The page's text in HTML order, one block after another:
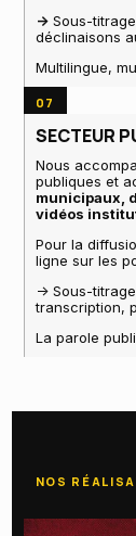
->Sous-titrage
déclinaisons
Multilingue,
07
SECTEUR
Nous
publiques et
municipaux,
vidéos
Pour la
ligne sur les
-> Sous-
transcription,
La parole
NOS